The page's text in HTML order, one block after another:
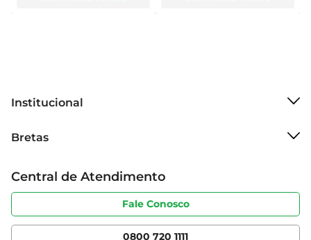
Institucional
Grupo Cencosud
Sobre privacidade
Portal do fornecedor
Cencosud Media
Bretas
Produtos Bretas
Código de ética
Serviços
Central de Atendimento
Fale Conosco
0800 720 1111